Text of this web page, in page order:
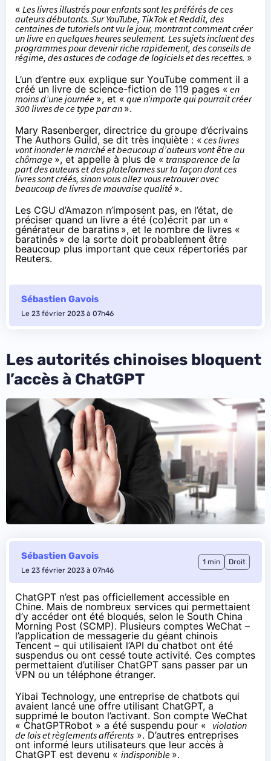
« Les livres illustrés pour enfants sont les préférés de ces
auteurs débutants. Sur YouTube, TikTok et Reddit, des
centaines de tutoriels ont vu le jour, montrant comment créer
un livre en quelques heures seulement. Les sujets incluent des
programmes pour devenir riche rapidement, des conseils de
régime, des astuces de codage de logiciels et des recettes. »
L’un d’entre eux explique sur YouTube comment il a
créé un livre de science-fiction de 119 pages « en
moins d’une journée », et « que n’importe qui pourrait créer
300 livres de ce type par an ».
Mary Rasenberger, directrice du groupe d’écrivains
The Authors Guild, se dit très inquiète : « ces livres
vont inonder le marché et beaucoup d’auteurs vont être au
chômage », et appelle à plus de « transparence de la
part des auteurs et des plateformes sur la façon dont ces
livres sont créés, sinon vous allez vous retrouver avec
beaucoup de livres de mauvaise qualité ».
Les CGU d’Amazon n’imposent pas, en l’état, de
préciser quand un livre a été (co)écrit par un «
générateur de baratins », et le nombre de livres «
baratinés » de la sorte doit probablement être
beaucoup plus important que ceux répertoriés par
Reuters.
Sébastien Gavois
Le 23 février 2023 à 07h46
Les autorités chinoises bloquent
l’accès à ChatGPT
Sébastien Gavois
Le 23 février 2023 à 07h46
1 min Droit
ChatGPT n’est pas officiellement accessible en
Chine. Mais de nombreux services qui permettaient
d’y accéder ont été bloqués, selon le South China
Morning Post (SCMP). Plusieurs comptes WeChat –
l’application de messagerie du géant chinois
Tencent – qui utilisaient l’API du chatbot ont été
suspendus ou ont cessé toute activité. Ces comptes
permettaient d’utiliser ChatGPT sans passer par un
VPN ou un téléphone étranger.
Yibai Technology, une entreprise de chatbots qui
avaient lancé une offre utilisant ChatGPT, a
supprimé le bouton l’activant. Son compte WeChat
« ChatGPTRobot » a été suspendu pour « violation
de lois et règlements afférents ». D’autres entreprises
ont informé leurs utilisateurs que leur accès à
ChatGPT est devenu « indisponible ».